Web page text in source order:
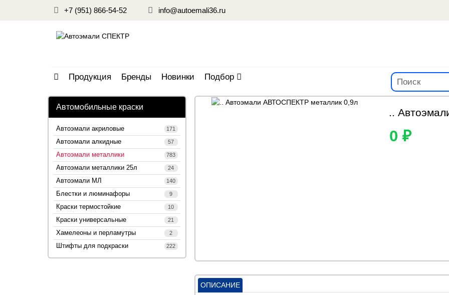
+7 (951) 866-54-52 info@autoemali36.ru
Продукция Бренды Новинки Подбор
Автомобильные краски
Автоэмали акриловые 171
Автоэмали алкидные 57
Автоэмали металлики 783
Автоэмали металлики 25л 24
Автоэмали МЛ 140
Блестки и люминафоры 9
Краски термостойкие 10
Краски универсальные 21
Хамелеоны и перламутры 2
Штифты для подкраски 222
..
0 ₽
ОПИСАНИЕ